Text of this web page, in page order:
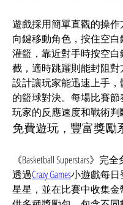
遊戲採用簡單直觀的操
向鍵移動角色，按住空
灌籃，靠近對手時按空
截，適時跳躍則能封阻
設計讓玩家能迅速上手
的籃球對決。​每場比賽
玩家的反應速度和戰術判
免費遊玩，豐富獎勵
《Basketball Superstars》
透過Crazy Games小遊戲每
星星，並在比賽中收集